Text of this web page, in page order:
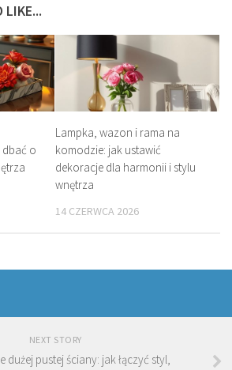
LIKE...
o
Lampka, wazon i rama na
komodzie: jak ustawić
dekoracje dla harmonii i stylu
wnętrza
14 CZERWCA 2026
NEXT STORY
dużej pustej ściany: jak łączyć styl,